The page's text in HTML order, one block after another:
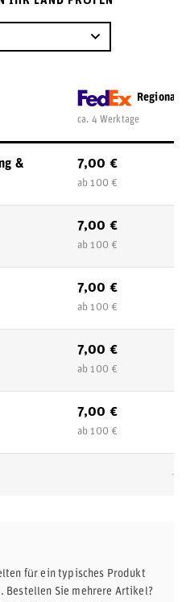
Regional
ca. 4 Werktage
&
7,00 €
ab 100 €
7,00 €
ab 100 €
7,00 €
ab 100 €
7,00 €
ab 100 €
7,00 €
ab 100 €
—
für ein typisches Produkt
Bestellen Sie mehrere Artikel?